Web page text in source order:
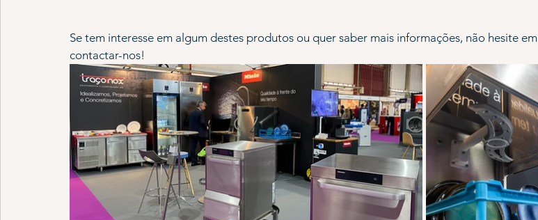
Se tem interesse em algum destes produtos ou quer saber mais informações, não hesite em
contactar-nos!